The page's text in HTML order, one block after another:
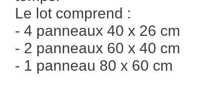
Le lot comprend :
- 4 panneaux 40 x 26 cm
- 2 panneaux 60 x 40 cm
- 1 panneau 80 x 60 cm